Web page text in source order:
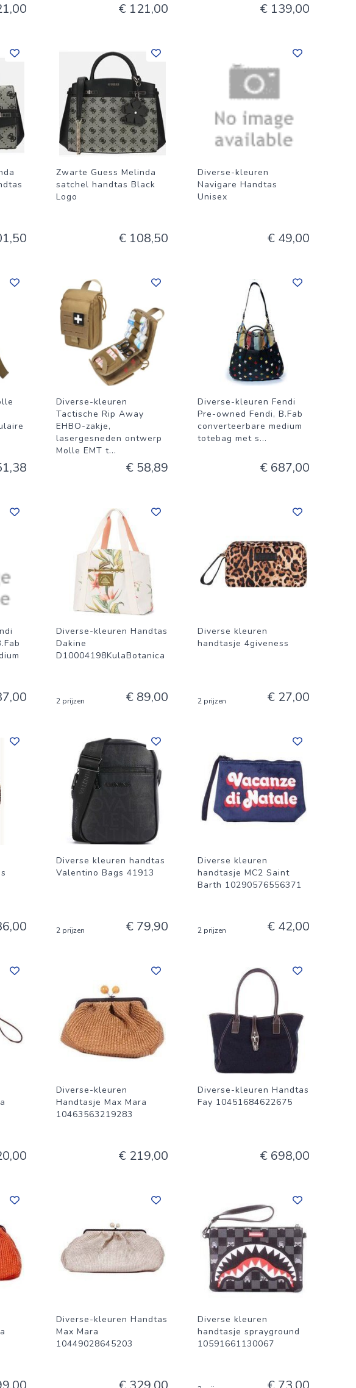
€ 121,00 € 139,00
Zwarte Guess Melinda
satchel handtas Black
Logo
€ 108,50
Diverse-kleuren
Navigare Handtas
Unisex
€ 49,00
Diverse-kleuren
Tactische Rip Away
EHBO-zakje,
lasergesneden ontwerp
Molle EMT t...
€ 58,89
Diverse-kleuren Fendi
Pre-owned Fendi, B.Fab
converteerbare medium
totebag met s...
€ 687,00
Diverse-kleuren Handtas
Dakine
D10004198KulaBotanica
2 prijzen € 89,00
Diverse kleuren
handtasje 4giveness
2 prijzen € 27,00
Diverse kleuren handtas
Valentino Bags 41913
2 prijzen € 79,90
Diverse kleuren
handtasje MC2 Saint
Barth 10290576556371
2 prijzen € 42,00
Diverse-kleuren
Handtasje Max Mara
10463563219283
€ 219,00
Diverse-kleuren Handtas
Fay 10451684622675
€ 698,00
Diverse-kleuren Handtas
Max Mara
10449028645203
Diverse kleuren
handtasje sprayground
10591661130067